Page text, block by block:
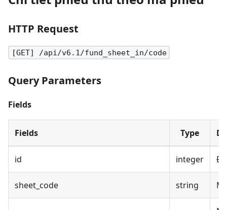
HTTP Request
[GET] /api/v6.1/fund_sheet_in/code
Query Parameters
Fields
Fields Type
id integer
sheet_code string